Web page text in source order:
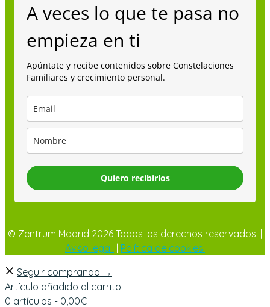
A veces lo que te pasa no
empieza en ti
Apúntate y recibe contenidos sobre Constelaciones
Familiares y crecimiento personal.
Quiero recibirlos
© Zentrum Madrid 2026 Todos los derechos reservados. |
Aviso legal.
Política de cookies.
Seguir comprando →
Artículo añadido al carrito.
0 artículos - 0,00€